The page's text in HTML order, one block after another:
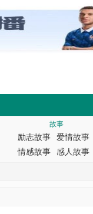
故事
励志故事
爱情故事
情感故事
感人故事